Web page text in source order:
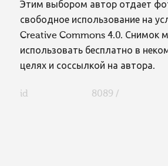
Этим выбором автор отдает
свободное использование на
Creative Commons 4.0. Снимок
использовать бесплатно в
целях и соссылкой на автора.
id 8089 /